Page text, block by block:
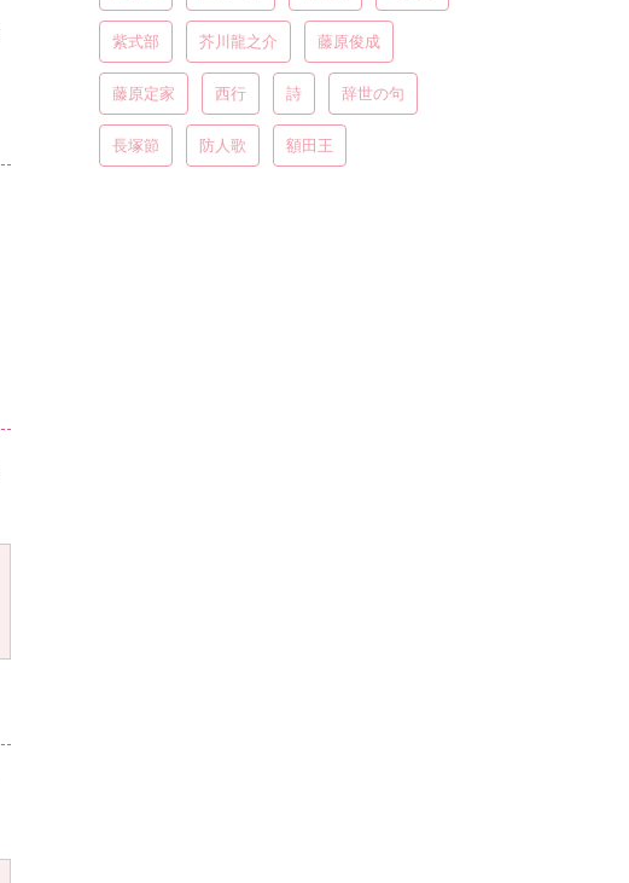
紫式部 芥川龍之介 藤原俊成
藤原定家 西行 詩 辞世の句
長塚節 防人歌 額田王